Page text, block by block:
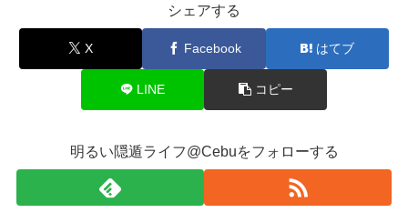
シェアする
X Facebook はてブ
LINE コピー
明るい隠遁ライフ@Cebuをフォローする